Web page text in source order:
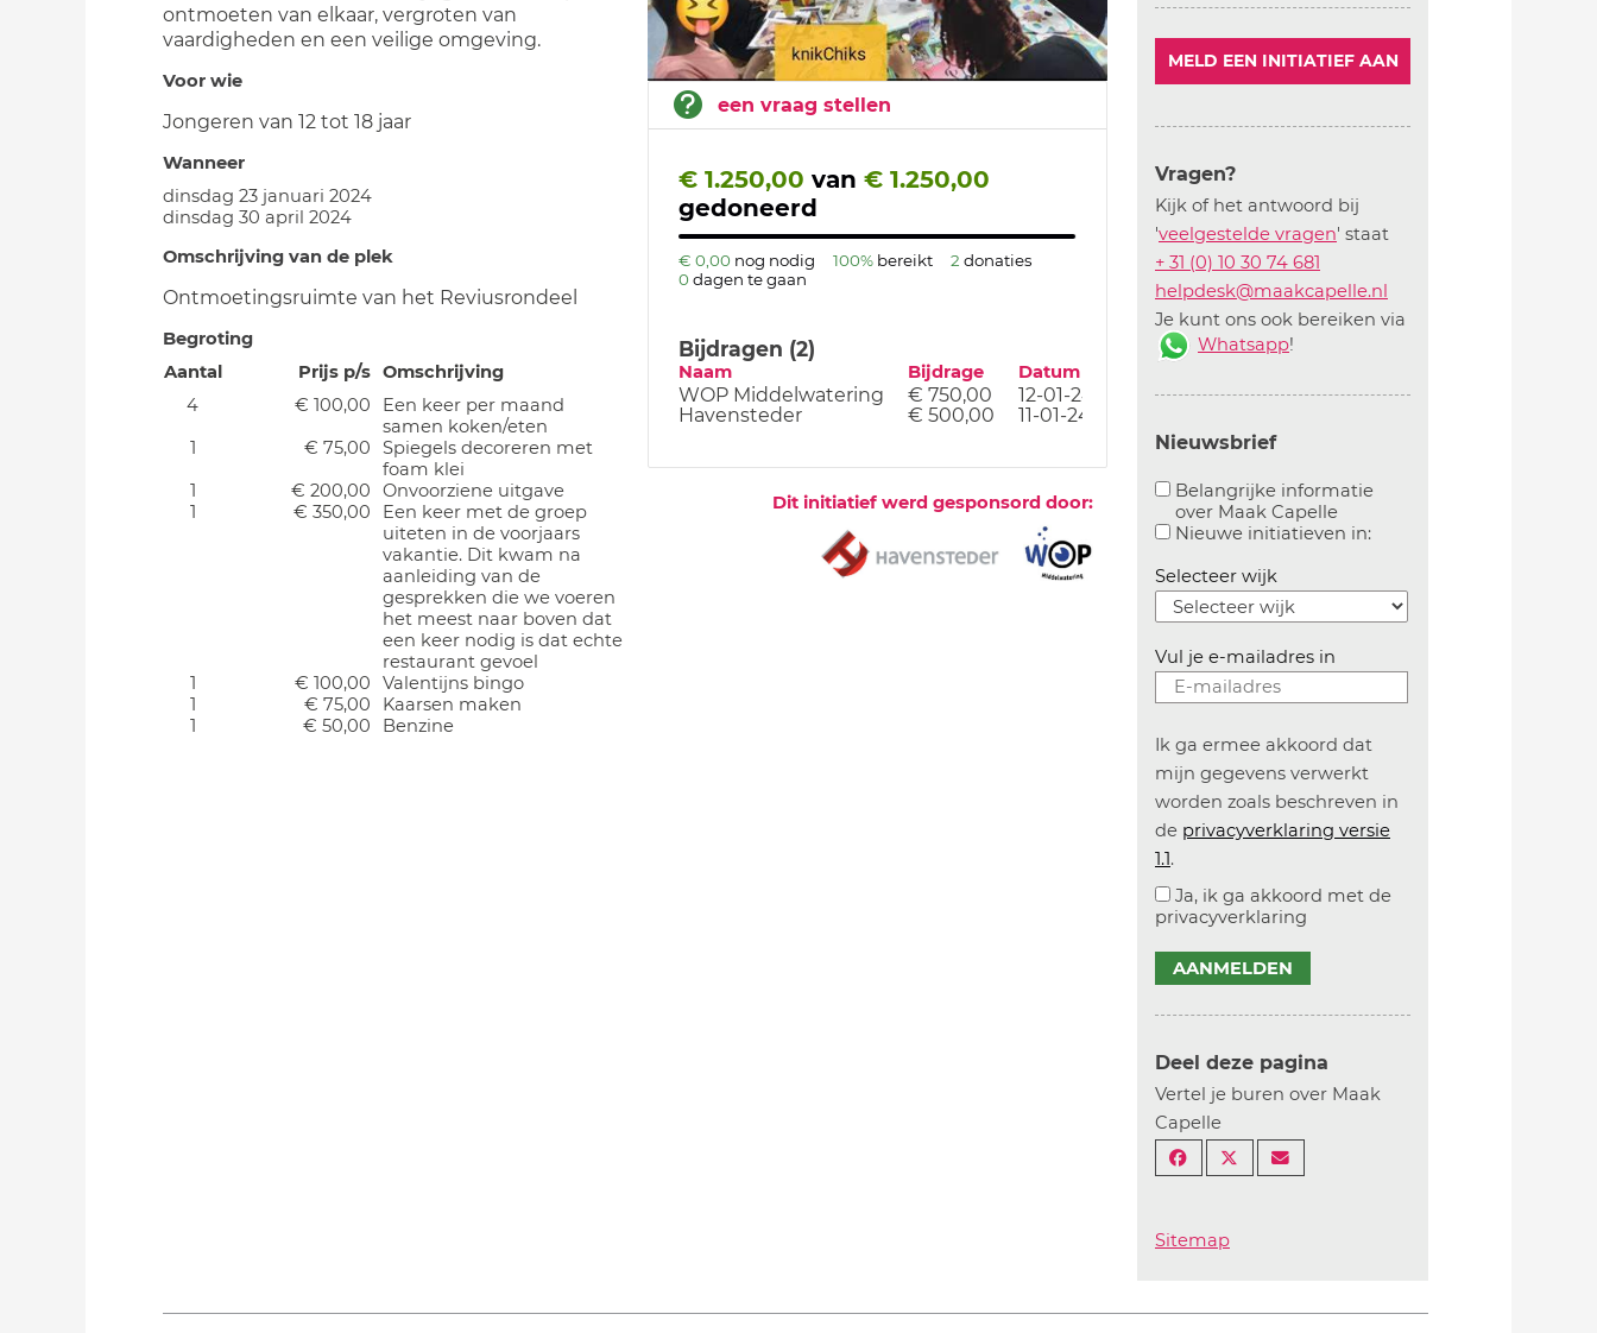
een vraag stellen
€ 1.250,00 van € 1.250,00
gedoneerd
€ 0,00 nog nodig 100% bereikt 2 donaties
0 dagen te gaan
Bijdragen (2)
Naam Bijdrage Datum
WOP Middelwatering € 750,00
12-01-24
Havensteder
€ 500,00 11-01-24
Dit initiatief werd gesponsord door:
ontmoeten van elkaar, vergroten van
vaardigheden en een veilige omgeving.
Voor wie
Jongeren van 12 tot 18 jaar
Wanneer
dinsdag 23 januari 2024
dinsdag 30 april 2024
Omschrijving van de plek
Ontmoetingsruimte van het Reviusrondeel
Begroting
Aantal
Prijs p/s Omschrijving
4
€ 100,00
Een keer per maand
samen koken/eten
1
€ 75,00
Spiegels decoreren met
foam klei
1
€ 200,00
Onvoorziene uitgave
1
€ 350,00
Een keer met de groep
uiteten in de voorjaars
vakantie. Dit kwam na
aanleiding van de
gesprekken die we voeren
het meest naar boven dat
een keer nodig is dat echte
restaurant gevoel
1
€ 100,00
Valentijns bingo
1
€ 75,00
Kaarsen maken
1
€ 50,00 Benzine
MELD EEN INITIATIEF AAN
Vragen?
Kijk of het antwoord bij
'veelgestelde vragen' staat
+ 31 (0) 10 30 74 681
helpdesk@maakcapelle.nl
Je kunt ons ook bereiken via
Whatsapp!
Nieuwsbrief
Belangrijke informatie
over Maak Capelle
Aanvinken om belangrijke informatie over
Nieuwe initiatieven in:Aanvinken om
Selecteer wijk
Vul je e-mailadres in
Ik ga ermee akkoord dat
mijn gegevens verwerkt
worden zoals beschreven in
de privacyverklaring versie
1.1.
Ja, ik ga akkoord met de
privacyverklaring
AANMELDEN
Deel deze pagina
Vertel je buren over Maak
Capelle
Sitemap